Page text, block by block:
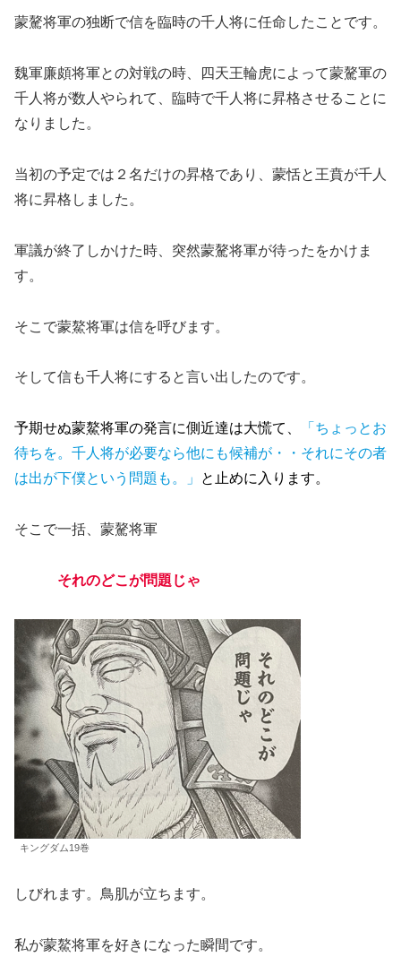
蒙驁将軍の独断で信を臨時の千人将に任命したことです。
魏軍廉頗将軍との対戦の時、四天王輪虎によって蒙驁軍の
千人将が数人やられて、臨時で千人将に昇格させることに
なりました。
当初の予定では２名だけの昇格であり、蒙恬と王賁が千人
将に昇格しました。
軍議が終了しかけた時、突然蒙驁将軍が待ったをかけま
す。
そこで蒙鰲将軍は信を呼びます。
そして信も千人将にすると言い出したのです。
予期せぬ蒙鰲将軍の発言に側近達は大慌て、
「ちょっとお
待ちを。千人将が必要なら他にも候補が・・それにその者
は出が下僕という問題も。」
と止めに入ります。
そこで一括、蒙驁将軍
それのどこが問題じゃ
キングダム19巻
しびれます。鳥肌が立ちます。
私が蒙鰲将軍を好きになった瞬間です。